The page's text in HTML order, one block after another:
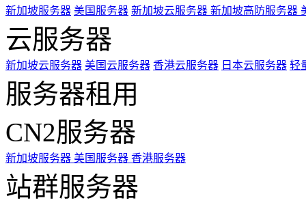
新加坡服务器 美国服务器 新加坡云服务器 新加坡高防服务器
云服务器
新加坡云服务器 美国云服务器 香港云服务器 日本云服务器 轻
服务器租用
CN2服务器
新加坡服务器 美国服务器 香港服务器
站群服务器